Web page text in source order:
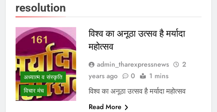
resolution
अध्यात्म व संस्कृति
विचार मंच
विश्व का अनूठा उत्सव है मर्यादा
महोत्सव
admin_tharexpressnews
2
years ago
0 1 mins
विश्व का अनूठा उत्सव है मर्यादा महोत्सव
Read More